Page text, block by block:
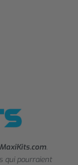
MaxiKits.com.
qui pourraient